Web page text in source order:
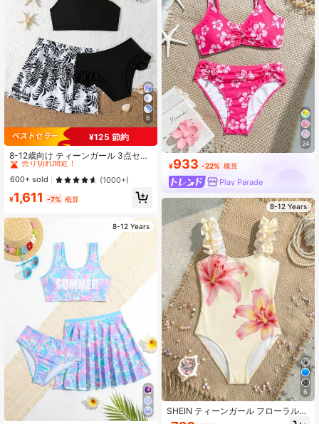
6
¥125 節約
8-12歳向け ティーンガール 3点セッ
ト水着 - ランダムプリント。ネオン
ブルー無地ビキニ＋トロピカルプリ
ントカバーアップ、スプリットスタ
イルデザインでファッションと機能
性をバランス良く備えている
#1 ベストセラー
売り切れ間近！
#1 ベストセラー
売り切れ間近！
#1 ベストセラー
売り切れ間近！
#1 ベストセラー
に サマーセール 10代の女の子向けビーチウェア
売り切れ間近！
600+ sold (1000+)
¥1,611 -7% 概算
8-12 Years
24
¥933 -22% 概算
Play Parade
8-12 Years
6
SHEIN ティーンガール フローラルプ
リント ワンピース水着、ビーチバケ